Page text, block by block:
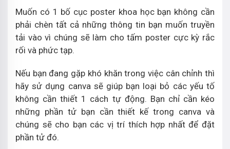
Muốn có 1 bố cục poster khoa học bạn không cần
phải chèn tất cả những thông tin bạn muốn truyền
tải vào vì chúng sẽ làm cho tấm poster cực kỳ rắc
rối và phức tạp.
Nếu bạn đang gặp khó khăn trong việc cân chỉnh thì
hãy sử dụng canva sẽ giúp bạn loại bỏ các yếu tố
không cần thiết 1 cách tự động. Bạn chỉ cần kéo
những phần tử bạn cần thiết kế trong canva và
chúng sẽ cho bạn các vị trí thích hợp nhất để đặt
phần tử đó.